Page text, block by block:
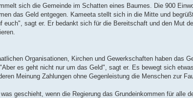
sich die Gemeinde im Schatten eines Baumes. Die 900
das Geld entgegen. Kameeta stellt sich in die Mitte und
sagt er. Er bedankt sich für die Bereitschaft und den Mut
Organisationen, Kirchen und Gewerkschaften haben das
es geht nicht nur um das Geld", sagt er. Es bewegt sich
Meinung Zahlungen ohne Gegenleistung die Menschen zur
geschieht, wenn die Regierung das Grundeinkommen für alle